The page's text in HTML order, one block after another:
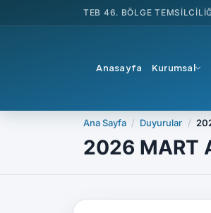
TEB 46. BÖLGE
Anasayfa Kurumsal
Ana Sayfa Duyurular
2026 MART